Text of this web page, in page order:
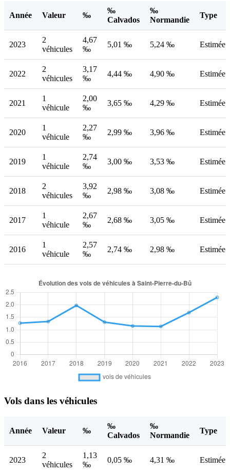
Année Valeur ‰
‰
Calvados
‰
Normandie
Type
2023
2
véhicules
4,67
‰
5,01 ‰ 5,24 ‰ Estimée
2022
2
véhicules
3,17
‰
4,44 ‰ 4,90 ‰ Estimée
2021
1
véhicule
2,00
‰
3,65 ‰ 4,29 ‰ Estimée
2020
1
véhicule
2,27
‰
2,99 ‰ 3,96 ‰ Estimée
2019
1
véhicule
2,74
‰
3,00 ‰ 3,53 ‰ Estimée
2018
2
véhicules
3,92
‰
2,98 ‰ 3,08 ‰ Estimée
2017
1
véhicule
2,67
‰
2,68 ‰ 3,05 ‰ Estimée
2016
1
véhicule
2,57
‰
2,74 ‰ 2,98 ‰ Estimée
Vols dans les véhicules
Année Valeur ‰
‰
Calvados
‰
Normandie
Type
2023
2
véhicules
1,13
‰
0,05 ‰ 4,31 ‰ Estimée